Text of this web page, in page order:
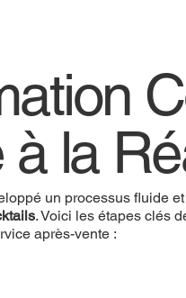
la
un processus fluide
. Voici les étapes clés
après-vente :